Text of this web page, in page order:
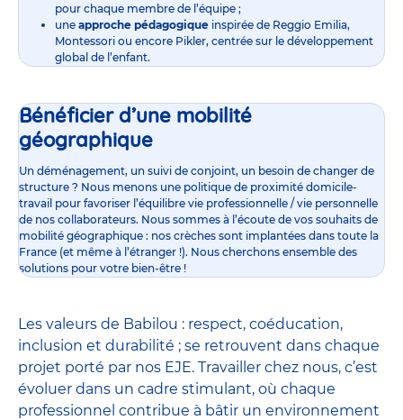
pour chaque membre de l’équipe ;
une approche pédagogique inspirée de Reggio Emilia,
Montessori ou encore Pikler, centrée sur le développement
global de l’enfant.
Bénéficier d’une mobilité
géographique
Un déménagement, un suivi de conjoint, un besoin de changer de
structure ? Nous menons une politique de proximité domicile-
travail pour favoriser l’équilibre vie professionnelle / vie personnelle
de nos collaborateurs. Nous sommes à l’écoute de vos souhaits de
mobilité géographique : nos crèches sont implantées dans toute la
France (et même à l’étranger !). Nous cherchons ensemble des
solutions pour votre bien-être !
Les valeurs de Babilou : respect, coéducation,
inclusion et durabilité ; se retrouvent dans chaque
projet porté par nos EJE. Travailler chez nous, c’est
évoluer dans un cadre stimulant, où chaque
professionnel contribue à bâtir un environnement